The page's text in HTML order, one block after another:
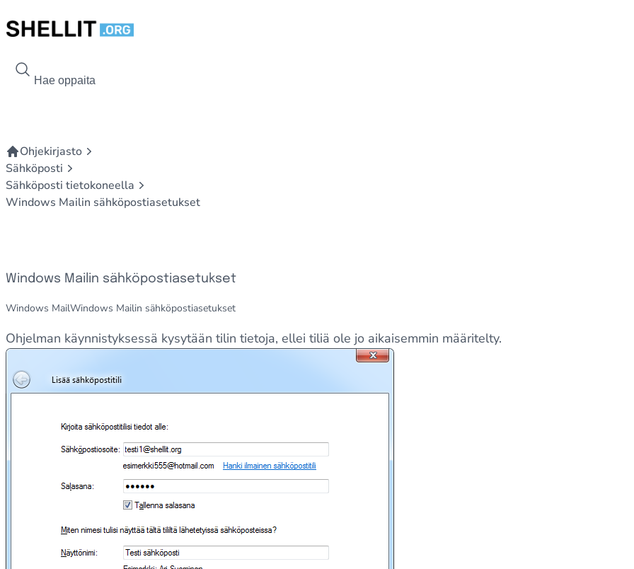
Hae kohdetta
Ohjekirjasto
Sähköposti
Sähköposti tietokoneella
Windows Mailin sähköpostiasetukset
Windows Mailin sähköpostiasetukset
Windows MailWindows Mailin sähköpostiasetukset
Ohjelman käynnistyksessä kysytään tilin tietoja, ellei tiliä ole jo aikaisemmin määritelty.